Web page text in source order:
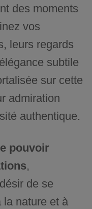
des moments
vos
leurs regards
subtile
sur cette
admiration
authentique.
pouvoir
,
de se
la nature et à